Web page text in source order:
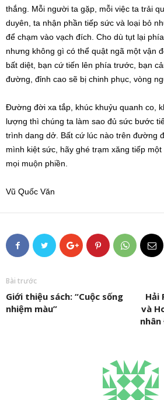
thắng. Mỗi người ta gặp, mỗi việc ta trải
duyên, ta nhận phần tiếp sức và loại bỏ
để chạm vào vạch đích. Cho dù tụt lại
nhưng không gì có thể quật ngã một vận
bất diệt, bạn cứ tiến lên phía trước, bạn
đường, đỉnh cao sẽ bị chinh phục, vòng
Đường đời xa tắp, khúc khuỷu quanh co,
lượng thì chúng ta làm sao đủ sức bước
trình dang dở. Bất cứ lúc nào trên đường
mình kiệt sức, hãy ghé trạm xăng tiếp
mọi muộn phiền.
Vũ Quốc Văn
Bài trước
Giới thiệu sách: “Cuộc sống
nhiệm màu”
Hải
và
nhân